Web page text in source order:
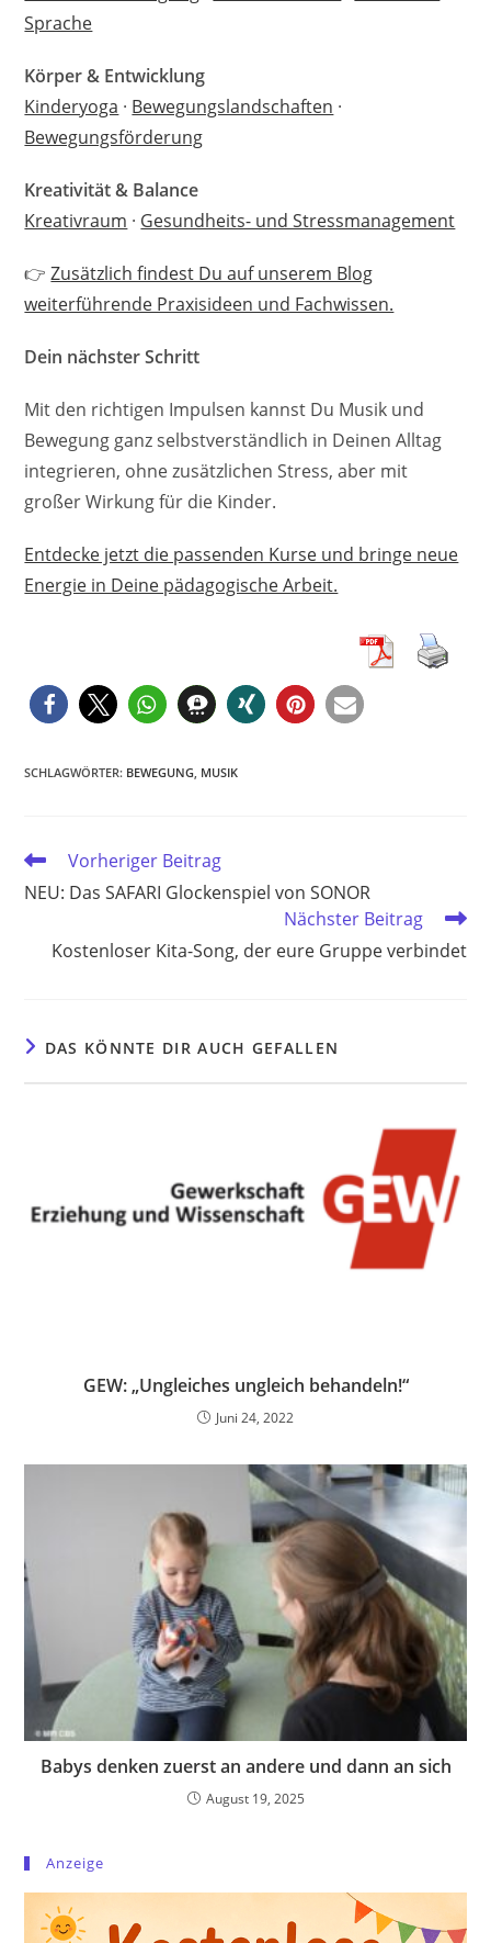
Sprache
Körper & Entwicklung
Kinderyoga · Bewegungslandschaften ·
Bewegungsförderung
Kreativität & Balance
Kreativraum · Gesundheits- und Stressmanagement
👉Zusätzlich findest Du auf unserem Blog
weiterführende Praxisideen und Fachwissen.
Dein nächster Schritt
Mit den richtigen Impulsen kannst Du Musik und
Bewegung ganz selbstverständlich in Deinen Alltag
integrieren, ohne zusätzlichen Stress, aber mit
großer Wirkung für die Kinder.
Entdecke jetzt die passenden Kurse und bringe neue
Energie in Deine pädagogische Arbeit.
SCHLAGWÖRTER: BEWEGUNG, MUSIK
Weitere
ansehen
Vorheriger Beitrag
NEU: Das SAFARI Glockenspiel von SONOR
Nächster Beitrag
Kostenloser Kita-Song, der eure Gruppe verbindet
DAS KÖNNTE DIR AUCH GEFALLEN
GEW: „Ungleiches ungleich behandeln!“
Juni 24, 2022
Babys denken zuerst an andere und dann an sich
August 19, 2025
Anzeige